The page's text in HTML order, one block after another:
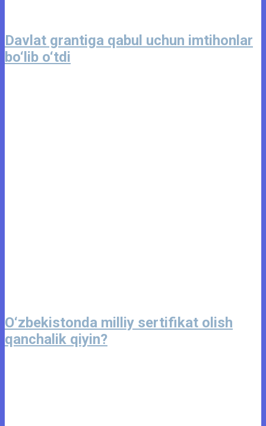
Davlat grantiga qabul uchun imtihonlar
bo‘lib o‘tdi
O‘zbekistonda milliy sertifikat olish
qanchalik qiyin?